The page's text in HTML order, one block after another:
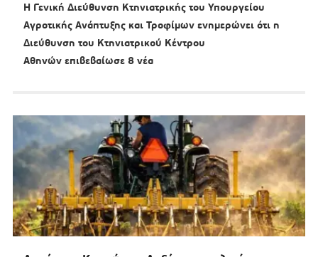
Η Γενική Διεύθυνση Κτηνιατρικής του Υπουργείου
Αγροτικής Ανάπτυξης και Τροφίμων ενημερώνει ότι η
Διεύθυνση του Κτηνιατρικού Κέντρου
Αθηνών επιβεβαίωσε 8 νέα